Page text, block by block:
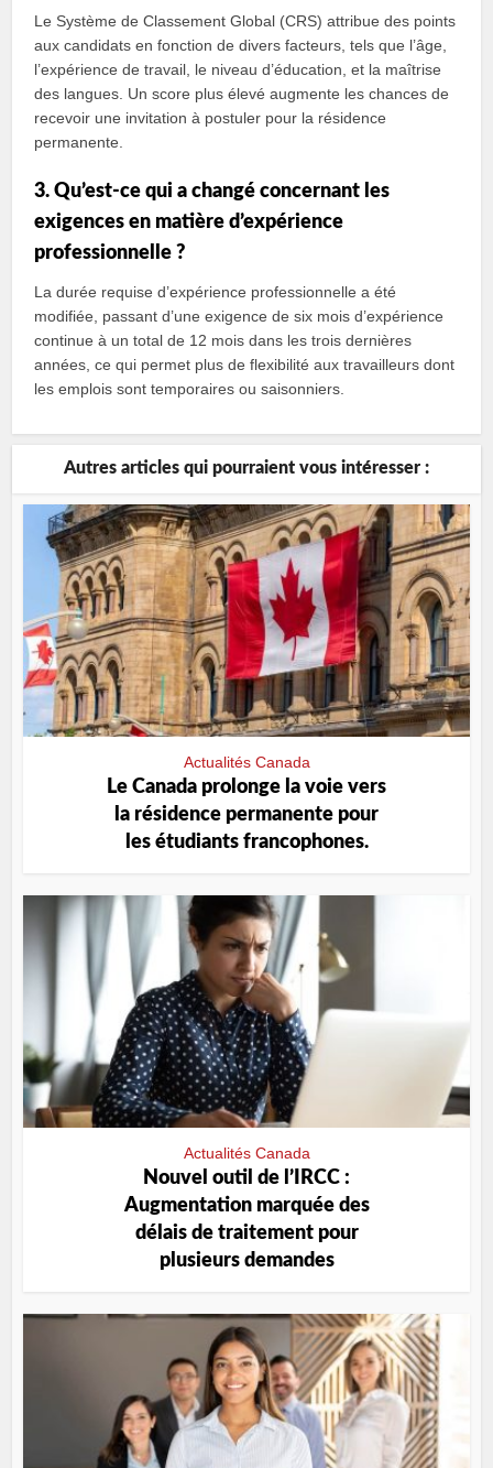
Le Système de Classement Global (CRS) attribue des points
aux candidats en fonction de divers facteurs, tels que l’âge,
l’expérience de travail, le niveau d’éducation, et la maîtrise
des langues. Un score plus élevé augmente les chances de
recevoir une invitation à postuler pour la résidence
permanente.
3. Qu’est-ce qui a changé concernant les
exigences en matière d’expérience
professionnelle ?
La durée requise d’expérience professionnelle a été
modifiée, passant d’une exigence de six mois d’expérience
continue à un total de 12 mois dans les trois dernières
années, ce qui permet plus de flexibilité aux travailleurs dont
les emplois sont temporaires ou saisonniers.
Autres articles qui pourraient vous intéresser :
Actualités Canada
Le Canada prolonge la voie vers
la résidence permanente pour
les étudiants francophones.
Actualités Canada
Nouvel outil de l’IRCC :
Augmentation marquée des
délais de traitement pour
plusieurs demandes